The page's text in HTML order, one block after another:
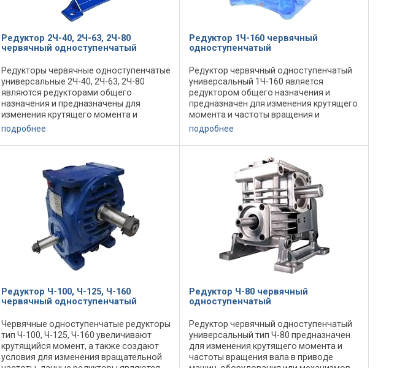
Редуктор 2Ч-40, 2Ч-63, 2Ч-80
червячный одноступенчатый
Редукторы червячные одноступенчатые
универсальные 2Ч-40, 2Ч-63, 2Ч-80
являются редукторами общего
назначения и предназначены для
изменения крутящего момента и
частоты вращения, эксплуатация в
микроклиматических районах с
умеренным климатом ...
подробнее
Редуктор 1Ч-160 червячный
одноступенчатый
Редуктор червячный одноступенчатый
универсальный 1Ч-160 является
редуктором общего назначения и
предназначен для изменения крутящего
момента и частоты вращения и
эксплуатации в микроклиматических
районах с умеренным климатом
(исполнение У), с сухим ...
подробнее
Редуктор Ч-100, Ч-125, Ч-160
червячный одноступенчатый
Червячные одноступенчатые редукторы
тип Ч-100, Ч-125, Ч-160 увеличивают
крутящийся момент, а также создают
условия для изменения вращательной
Редуктор Ч-80 червячный
одноступенчатый
Редуктор червячный одноступенчатый
универсальный тип Ч-80 предназначен
для изменения крутящего момента и
частоты вращения вала в приводе